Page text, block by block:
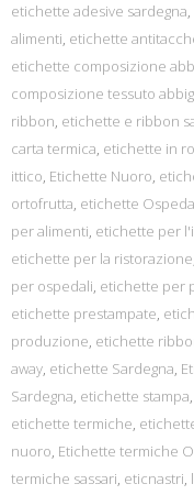
etichette adesive sardegna,
alimenti, etichette
etichette composizione
composizione tessuto
ribbon, etichette e ribbon
carta termica, etichette in
ittico, Etichette Nuoro,
ortofrutta, etichette
per alimenti, etichette per
etichette per la ristorazione
per ospedali, etichette per
etichette prestampate,
produzione, etichette
away, etichette Sardegna,
Sardegna, etichette stampa,
etichette termiche,
nuoro, Etichette termiche
termiche sassari, eticnastri,